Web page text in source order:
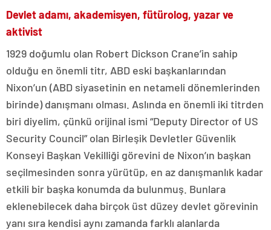
Devlet adamı, akademisyen, fütürolog, yazar ve
aktivist
1929 doğumlu olan Robert Dickson Crane’in sahip
olduğu en önemli titr, ABD eski başkanlarından
Nixon’un (ABD siyasetinin en netameli dönemlerinden
birinde) danışmanı olması. Aslında en önemli iki titrden
biri diyelim, çünkü orijinal ismi “Deputy Director of US
Security Council” olan Birleşik Devletler Güvenlik
Konseyi Başkan Vekilliği görevini de Nixon’ın başkan
seçilmesinden sonra yürütüp, en az danışmanlık kadar
etkili bir başka konumda da bulunmuş. Bunlara
eklenebilecek daha birçok üst düzey devlet görevinin
yanı sıra kendisi aynı zamanda farklı alanlarda